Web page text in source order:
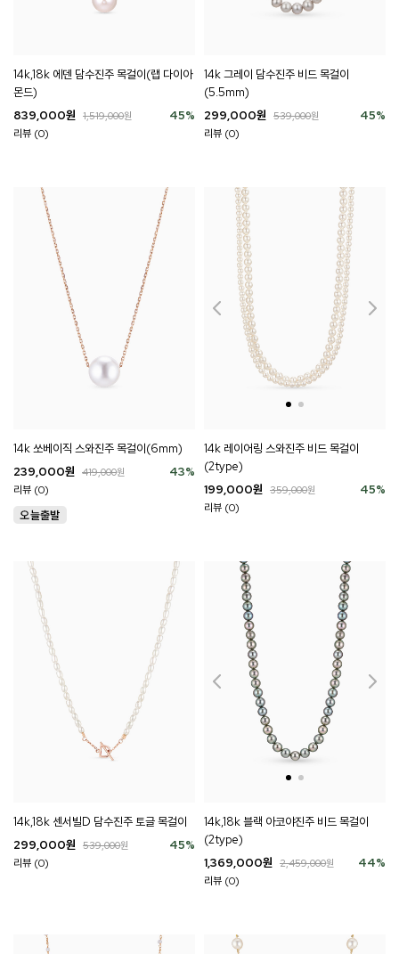
14k,18k 에덴 담수진주 목걸이(랩 다이아
몬드)
45%
839,000원 1,519,000원
리뷰 (0)
14k 그레이 담수진주 비드 목걸이
(5.5mm)
45%
299,000원 539,000원
리뷰 (0)
14k 쏘베이직 스와진주 목걸이(6mm)
43%
239,000원 419,000원
리뷰 (0)
14k 레이어링 스와진주 비드 목걸이
(2type)
45%
199,000원 359,000원
리뷰 (0)
14k,18k 센서빌D 담수진주 토글 목걸이
45%
299,000원 539,000원
리뷰 (0)
14k,18k 블랙 아코야진주 비드 목걸이
(2type)
44%
1,369,000원 2,459,000원
리뷰 (0)